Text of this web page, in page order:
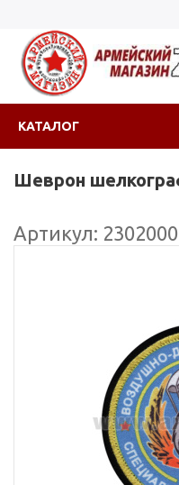
КАТАЛОГ
Шеврон
Артикул: